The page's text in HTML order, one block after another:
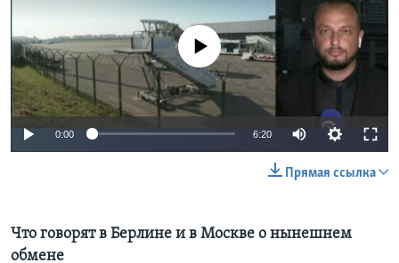
No media source currently available
0:00 6:20
Прямая ссылка
Что говорят в Берлине и в Москве о нынешнем
обмене